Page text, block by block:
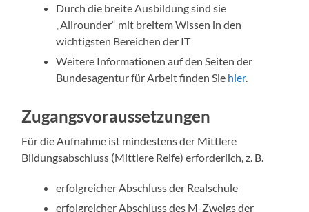
Durch die breite Ausbildung sind sie
„Allrounder“ mit breitem Wissen in den
wichtigsten Bereichen der IT
Weitere Informationen auf den Seiten der
Bundesagentur für Arbeit finden Sie hier.
Zugangsvoraussetzungen
Für die Aufnahme ist mindestens der Mittlere
Bildungsabschluss (Mittlere Reife) erforderlich, z. B.
erfolgreicher Abschluss der Realschule
erfolgreicher Abschluss des M-Zweigs der